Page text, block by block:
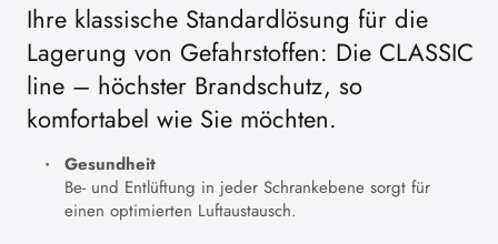
Ihre klassische Standardlösung für die
Lagerung von Gefahrstoffen: Die CLASSIC
line – höchster Brandschutz, so
komfortabel wie Sie möchten.
Gesundheit
Be- und Entlüftung in jeder Schrankebene sorgt für
einen optimierten Luftaustausch.